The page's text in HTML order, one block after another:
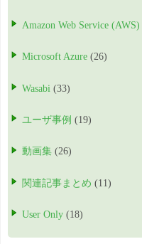
Amazon Web Service (AWS)
Microsoft Azure (26)
Wasabi (33)
ユーザ事例 (19)
動画集 (26)
関連記事まとめ (11)
User Only (18)